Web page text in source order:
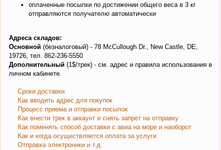
оплаченные посылки по достижении общего веса в 3 кг
отправляются получателю автоматически
Адреса складов:
Основной (безналоговый) - 78 McCullough Dr., New Castle, DE,
19726, тел. 862-236-5550
Дополнительный (1$/трек) - см. адрес и правила использования в
личном кабинете.
Сроки доставки
Как вводить адрес для покупок
Процесс приема и отправки посылок
Как внести трек в аккаунт и снять запрет на отправку
Как поменять способ доставки с авиа на море и наоборот
Как и когда осуществляется оплата за услуги
Отправка электроники и т.д.